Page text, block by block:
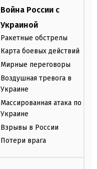
Война России с
Украиной
Ракетные обстрелы
Карта боевых действий
Мирные переговоры
Воздушная тревога в
Украине
Массированная атака по
Украине
Взрывы в России
Потери врага